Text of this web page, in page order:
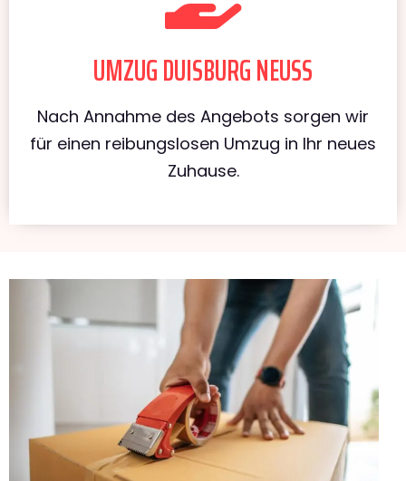
UMZUG DUISBURG NEUSS
Nach Annahme des Angebots sorgen wir
für einen reibungslosen Umzug in Ihr neues
Zuhause.